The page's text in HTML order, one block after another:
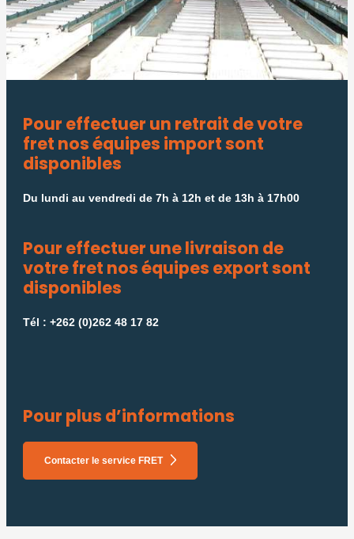
Pour effectuer un retrait de votre
fret nos équipes import sont
disponibles
Du lundi au vendredi de 7h à 12h et de 13h à 17h00
Pour effectuer une livraison de
votre fret nos équipes export sont
disponibles
Tél : +262 (0)262 48 17 82
Pour plus d’informations
Contacter le service FRET